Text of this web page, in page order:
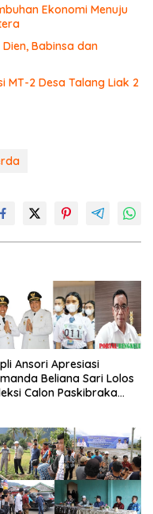
Ekonomi Menuju
Babinsa dan
MT-2 Desa Talang Liak 2
Ansori Apresiasi
Beliana Sari Lolos
Calon Paskibraka